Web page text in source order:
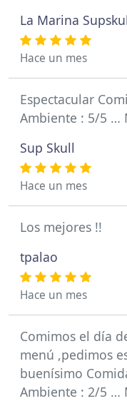
La Marina
Hace un mes
Espectacular
Ambiente : 5/5 …
Sup Skull
Hace un mes
Los mejores !!
tpalao
Hace un mes
Comimos el día
menú ,pedimos
buenísimo
Ambiente : 2/5 …